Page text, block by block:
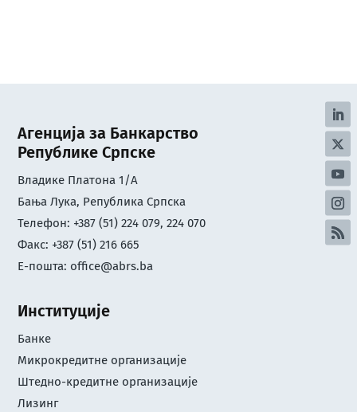
Агенција за Банкарство
Републике Српске
Владике Платона 1/А
Бања Лука, Република Српска
Телефон: +387 (51) 224 079, 224 070
Факс: +387 (51) 216 665
Е-пошта: office@abrs.ba
Институције
Банке
Микрокредитне организације
Штедно-кредитне организације
Лизинг